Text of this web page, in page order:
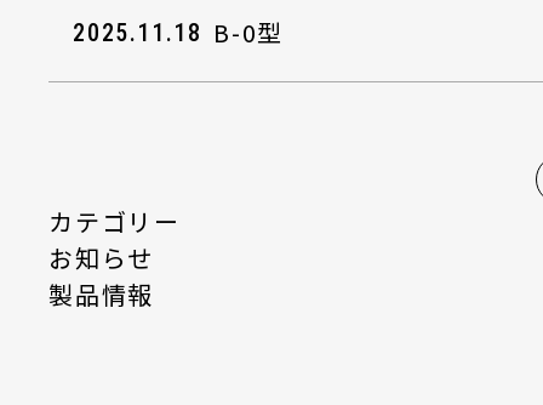
2025.11.18 B-0型
カテゴリー
お知らせ
製品情報